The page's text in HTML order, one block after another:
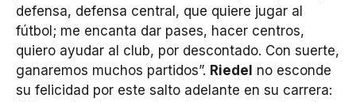
defensa, defensa central, que quiere jugar al
fútbol; me encanta dar pases, hacer centros,
quiero ayudar al club, por descontado. Con suerte,
ganaremos muchos partidos”. Riedel no esconde
su felicidad por este salto adelante en su carrera: